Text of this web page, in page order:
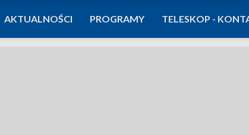
AKTUALNOŚCI PROGRAMY TELESKOP -